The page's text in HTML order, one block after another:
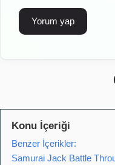
Konu İçeriği
Benzer İçerikler:
Samurai Jack Battle